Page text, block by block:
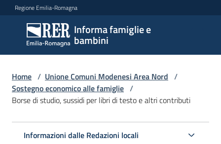
Vai al contenuto
Vai alla navigazione
Vai al footer
Regione Emilia-Romagna
Informa famiglie e
bambini
Informa
famiglie
e
bambini
Home / Unione Comuni Modenesi Area Nord /
Sostegno economico alle famiglie /
Borse di studio, sussidi per libri di testo e altri contributi
Informazioni dalle Redazioni locali